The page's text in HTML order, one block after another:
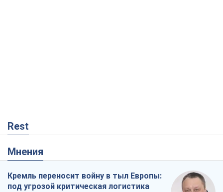
Rest
Мнения
Кремль переносит войну в тыл Европы:
под угрозой критическая логистика